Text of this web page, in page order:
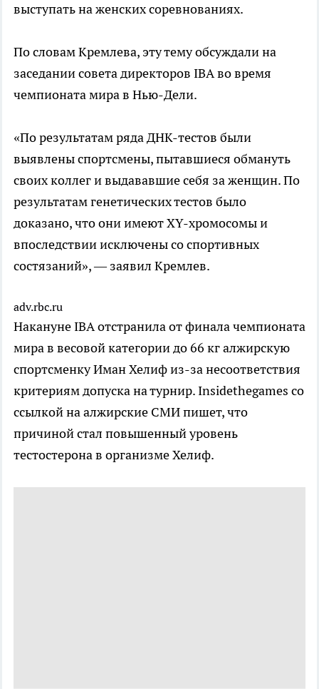
выступать на женских соревнованиях.
По словам Кремлева, эту тему обсуждали на
заседании совета директоров IBA во время
чемпионата мира в Нью-Дели.
«По результатам ряда ДНК-тестов были
выявлены спортсмены, пытавшиеся обмануть
своих коллег и выдававшие себя за женщин. По
результатам генетических тестов было
доказано, что они имеют ХY-хромосомы и
впоследствии исключены со спортивных
состязаний», — заявил Кремлев.
adv.rbc.ru
Накануне IBA отстранила от финала чемпионата
мира в весовой категории до 66 кг алжирскую
спортсменку Иман Хелиф из-за несоответствия
критериям допуска на турнир. Insidethegames со
ссылкой на алжирские СМИ пишет, что
причиной стал повышенный уровень
тестостерона в организме Хелиф.